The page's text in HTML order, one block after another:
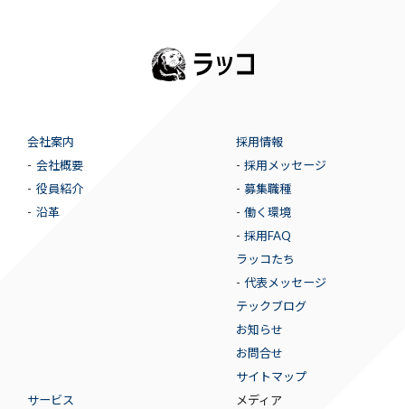
会社案内
会社概要
役員紹介
沿革
採用情報
採用メッセージ
募集職種
働く環境
採用FAQ
ラッコたち
代表メッセージ
テックブログ
お知らせ
お問合せ
サイトマップ
サービス
メディア